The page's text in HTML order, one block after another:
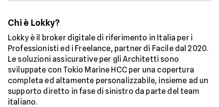
Chi è Lokky?
Lokky è il broker digitale di riferimento in Italia per i
Professionisti ed i Freelance, partner di Facile dal 2020.
Le soluzioni assicurative per gli Architetti sono
sviluppate con Tokio Marine HCC per una copertura
completa ed altamente personalizzabile, insieme ad un
supporto diretto in fase di sinistro da parte del team
italiano.